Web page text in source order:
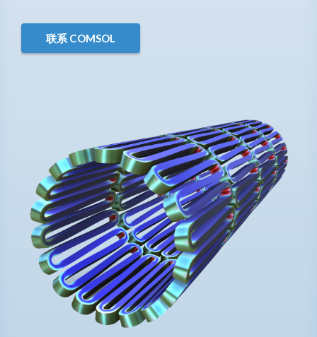
联系 COMSOL